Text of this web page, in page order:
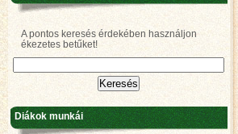
A pontos keresés érdekében használjon
ékezetes betűket!
Diákok munkái